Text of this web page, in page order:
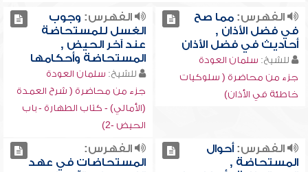
الفهرس:مما صح
في فضل الأذان ,
أحاديث في فضل الأذان
للشيخ: سلمان العودة
جزء من محاضرة ( سلوكيات
خاطئة في الأذان)
الفهرس: وجوب
الغسل للمستحاضة
عند آخر الحيض ,
المستحاضة وأحكامها
للشيخ: سلمان العودة
جزء من محاضرة ( شرح العمدة
(الأمالي) - كتاب الطهارة - باب
الحيض -2)
الفهرس:أحوال
المستحاضة ,
الفهرس:
المستحاضات في عهد